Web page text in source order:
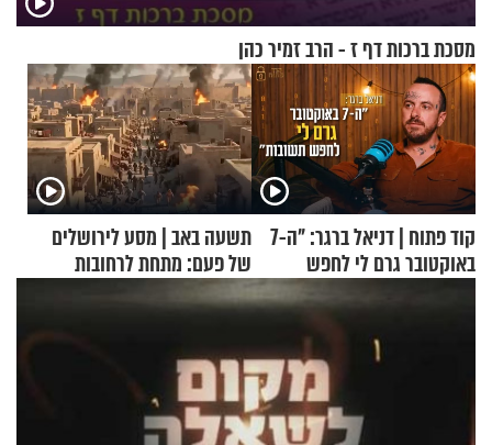
מסכת ברכות דף ז - הרב זמיר כהן
קוד פתוח | דניאל ברגר: "ה-7
באוקטובר גרם לי לחפש
תשעה באב | מסע לירושלים
של פעם: מתחת לרחובות
ירושלים